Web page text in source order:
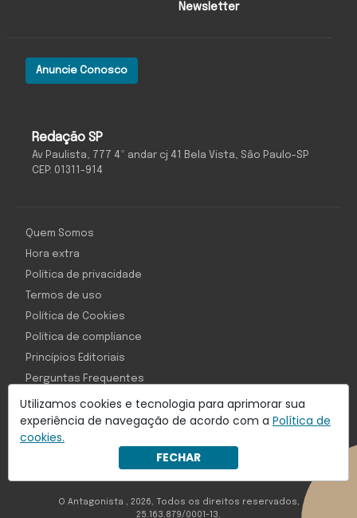
Utilizamos cookies e tecnologia para aprimorar sua
experiência de navegação de acordo com a Política de
cookies.
FECHAR
Redação SP
Av Paulista, 777 4º andar cj 41 Bela Vista, São Paulo-SP
CEP: 01311-914
Anuncie Conosco
Newsletter
Com inteligência e tecnologia:
Object1ve - Marketing Solution
Quem Somos
Hora extra
Política de privacidade
Termos de uso
Política de Cookies
Política de compliance
Princípios Editoriais
Perguntas Frequentes
O Antagonista , 2026, Todos os direitos reservados,
25.163.879/0001-13.